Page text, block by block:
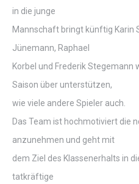
in die junge
Mannschaft bringt künftig Karin
Jünemann, Raphael
Korbel und Frederik Stegemann
Saison über unterstützen,
wie viele andere Spieler auch.
Das Team ist hochmotiviert die
anzunehmen und geht mit
dem Ziel des Klassenerhalts in
tatkräftige